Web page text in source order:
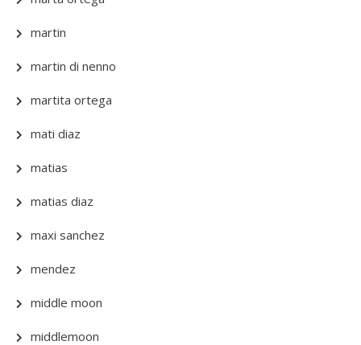
martin
martin di nenno
martita ortega
mati diaz
matias
matias diaz
maxi sanchez
mendez
middle moon
middlemoon